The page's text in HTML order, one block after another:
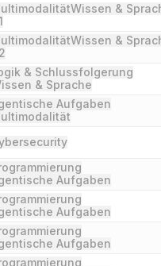
Wissen &
Wissen &
2
& Schlussfolgerung
& Sprache
Aufgaben
Aufgaben
Aufgaben
Aufgaben